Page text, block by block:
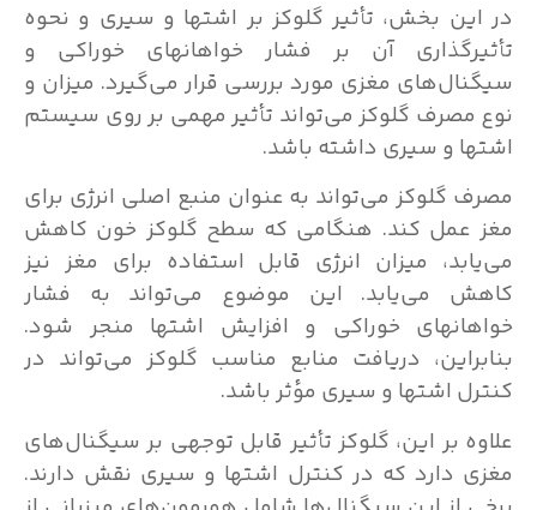
در این بخش، تأثیر گلوکز بر اشتها و سیری و نحوه
تأثیرگذاری آن بر فشار خواهانهای خوراکی و
سیگنال‌های مغزی مورد بررسی قرار می‌گیرد. میزان و
نوع مصرف گلوکز می‌تواند تأثیر مهمی بر روی سیستم
اشتها و سیری داشته باشد.
مصرف گلوکز می‌تواند به عنوان منبع اصلی انرژی برای
مغز عمل کند. هنگامی که سطح گلوکز خون کاهش
می‌یابد، میزان انرژی قابل استفاده برای مغز نیز
کاهش می‌یابد. این موضوع می‌تواند به فشار
خواهانهای خوراکی و افزایش اشتها منجر شود.
بنابراین، دریافت منابع مناسب گلوکز می‌تواند در
کنترل اشتها و سیری مؤثر باشد.
علاوه بر این، گلوکز تأثیر قابل توجهی بر سیگنال‌های
مغزی دارد که در کنترل اشتها و سیری نقش دارند.